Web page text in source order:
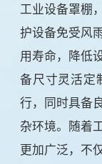
工业设备罩棚
护设备免受风
用寿命，降低
备尺寸灵活定
行，同时具备
杂环境。随着
更加广泛，不